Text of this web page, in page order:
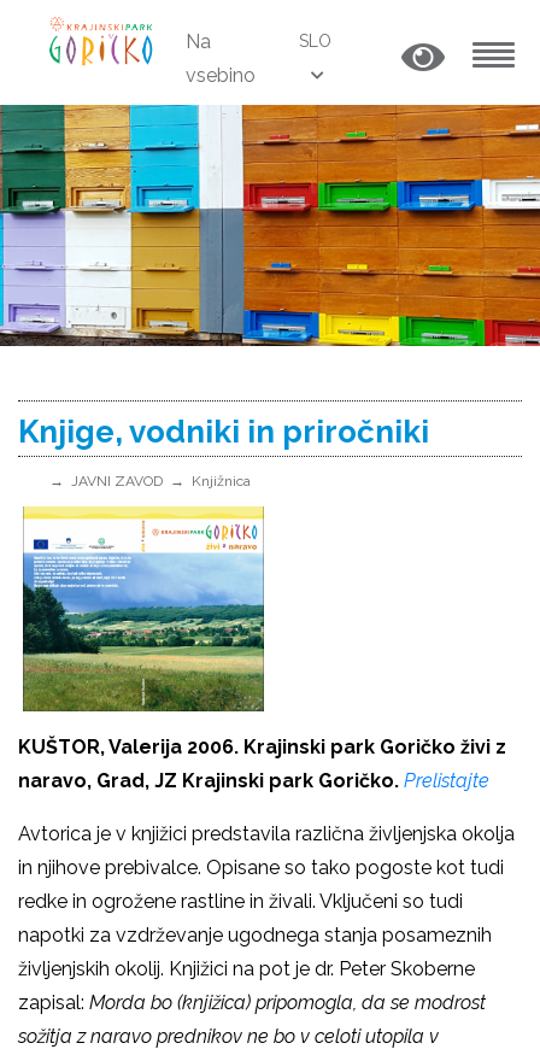
Na
vsebino
SLO
Knjige, vodniki in priročniki
JAVNI ZAVOD Knjižnica
KUŠTOR, Valerija 2006. Krajinski park Goričko živi z
naravo, Grad, JZ Krajinski park Goričko. Prelistajte
Avtorica je v knjižici predstavila različna življenjska okolja
in njihove prebivalce. Opisane so tako pogoste kot tudi
redke in ogrožene rastline in živali. Vključeni so tudi
napotki za vzdrževanje ugodnega stanja posameznih
življenjskih okolij. Knjižici na pot je dr. Peter Skoberne
zapisal: Morda bo (knjižica) pripomogla, da se modrost
sožitja z naravo prednikov ne bo v celoti utopila v